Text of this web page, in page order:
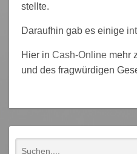
stellte.
Daraufhin gab es einige
Hier inCash-Online mehr
und des fragwürdigen